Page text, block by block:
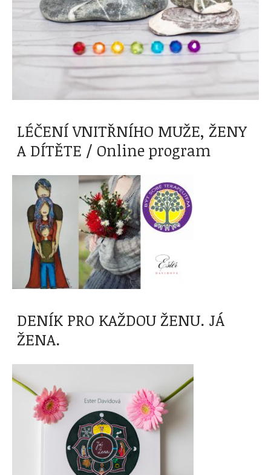
LÉČENÍ VNITŘNÍHO MUŽE, ŽENY
A DÍTĚTE / Online program
DENÍK PRO KAŽDOU ŽENU. JÁ
ŽENA.